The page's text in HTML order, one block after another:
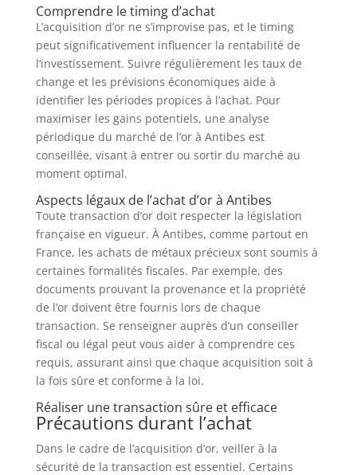
Comprendre le timing d’achat
L’acquisition d’or ne s’improvise pas, et le timing
peut significativement influencer la rentabilité de
l’investissement. Suivre régulièrement les taux de
change et les prévisions économiques aide à
identifier les périodes propices à l’achat. Pour
maximiser les gains potentiels, une analyse
périodique du marché de l’or à Antibes est
conseillée, visant à entrer ou sortir du marché au
moment optimal.
Aspects légaux de l’achat d’or à Antibes
Toute transaction d’or doit respecter la législation
française en vigueur. À Antibes, comme partout en
France, les achats de métaux précieux sont soumis à
certaines formalités fiscales. Par exemple, des
documents prouvant la provenance et la propriété
de l’or doivent être fournis lors de chaque
transaction. Se renseigner auprès d’un conseiller
fiscal ou légal peut vous aider à comprendre ces
requis, assurant ainsi que chaque acquisition soit à
la fois sûre et conforme à la loi.
Réaliser une transaction sûre et efficace
Précautions durant l’achat
Dans le cadre de l’acquisition d’or, veiller à la
sécurité de la transaction est essentiel. Certains